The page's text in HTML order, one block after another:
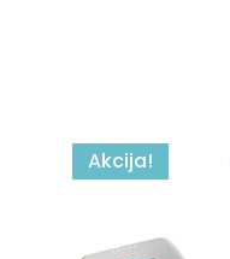
Akcija!